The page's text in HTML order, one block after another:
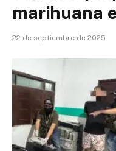
marihuana
22 de septiembre de 2025